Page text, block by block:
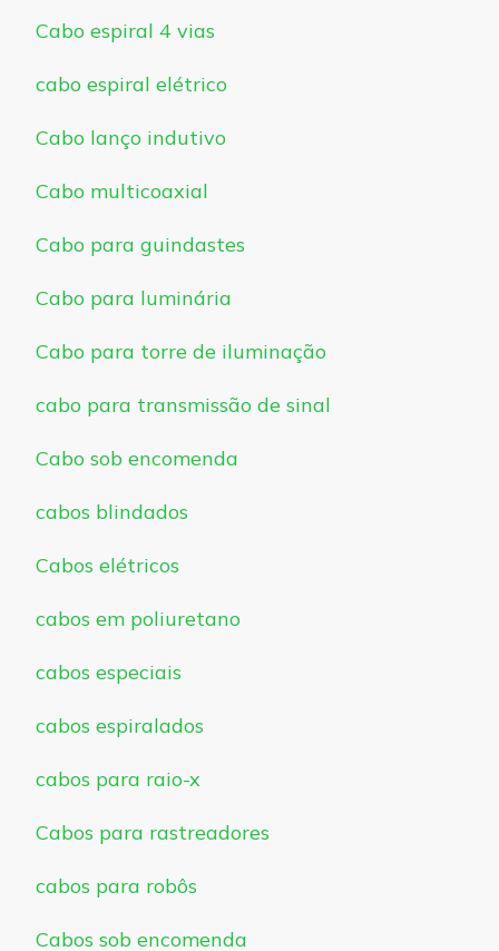
Cabo espiral 4 vias
cabo espiral elétrico
Cabo lanço indutivo
Cabo multicoaxial
Cabo para guindastes
Cabo para luminária
Cabo para torre de iluminação
cabo para transmissão de sinal
Cabo sob encomenda
cabos blindados
Cabos elétricos
cabos em poliuretano
cabos especiais
cabos espiralados
cabos para raio-x
Cabos para rastreadores
cabos para robôs
Cabos sob encomenda